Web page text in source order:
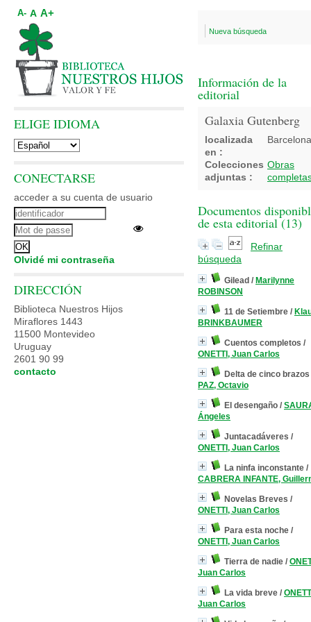
Nueva búsqueda
Información de la
editorial
Galaxia Gutenberg
localizada
en :
Barcelona
Colecciones
adjuntas :
Obras
Documentos
de esta editorial (13)
Refinar
búsqueda
Gilead / Marilynne
ROBINSON
11 de Setiembre /
BRINKBAUMER
Cuentos completos /
ONETTI, Juan Carlos
Delta de cinco brazos
PAZ, Octavio
El desengaño /
Ángeles
Juntacadáveres /
ONETTI, Juan Carlos
La ninfa inconstante /
CABRERA INFANTE,
Novelas Breves /
ONETTI, Juan Carlos
Para esta noche /
ONETTI, Juan Carlos
Tierra de nadie /
Juan Carlos
La vida breve /
Juan Carlos
A- A A+
ELIGE IDIOMA
CONECTARSE
acceder a su cuenta de usuario
Olvidé mi contraseña
DIRECCIÓN
Biblioteca Nuestros Hijos
Miraflores 1443
11500 Montevideo
Uruguay
2601 90 99
contacto